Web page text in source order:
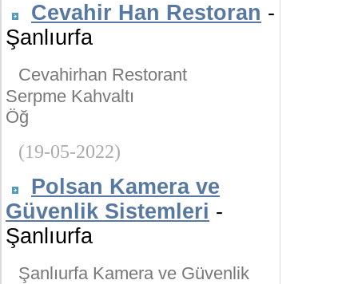
Cevahir Han Restoran -
Şanlıurfa
Cevahirhan Restorant
Serpme Kahvaltı
Öğ
(19-05-2022)
Polsan Kamera ve
Güvenlik Sistemleri -
Şanlıurfa
Şanlıurfa Kamera ve Güvenlik